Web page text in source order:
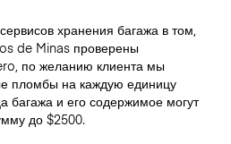
хранения багажа в том,
de Minasпроверены
по желанию клиента мы
пломбы на каждую единицу
багажа и его содержимое могут
до $2500.